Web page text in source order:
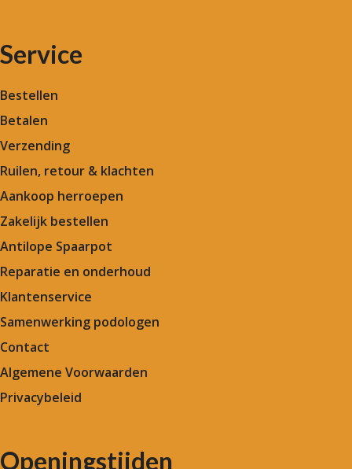
Service
Bestellen
Betalen
Verzending
Ruilen, retour & klachten
Aankoop herroepen
Zakelijk bestellen
Antilope Spaarpot
Reparatie en onderhoud
Klantenservice
Samenwerking podologen
Contact
Algemene Voorwaarden
Privacybeleid
Openingstijden